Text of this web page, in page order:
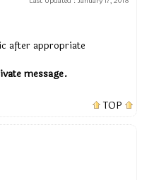
after appropriate
message.
TOP